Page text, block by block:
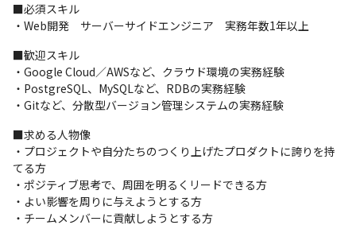
能開発が急務となっており、クラウド環境およびセキュリティに
知見のある中核を担うエンジニア、リーダー経験のあるエンジニ
アの採用を強化しております。
▼入社後のフォロー▼
◆ 自社プロダクトのシステムを自分たちでつくり日々改善してい
きます。業務を通じて各システムの裏側がどのような仕組みで動
いているかを徐々に理解していただきますので、デジタルマーケ
ティング業界でのご経験がない方でも大丈夫です。
◆ 経験豊富な方は、ご意見を伺いながらチャレンジする方向性や
担当業務を決めていきます。
■必須スキル
・Web開発　サーバーサイドエンジニア　実務年数1年以上
■歓迎スキル
・Google Cloud／AWSなど、クラウド環境の実務経験
・PostgreSQL、MySQLなど、RDBの実務経験
・Gitなど、分散型バージョン管理システムの実務経験
■求める人物像
・プロジェクトや自分たちのつくり上げたプロダクトに誇りを持
てる方
・ポジティブ思考で、周囲を明るくリードできる方
・よい影響を周りに与えようとする方
・チームメンバーに貢献しようとする方